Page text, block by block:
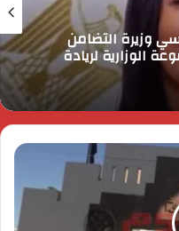
وزيرة التضامن
الوزارية لريادة